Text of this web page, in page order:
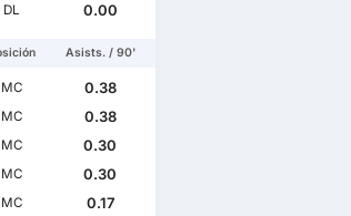
DL 0.00
Asists. / 90'
MC
0.38
MC
0.38
MC
0.30
MC
0.30
MC
0.17